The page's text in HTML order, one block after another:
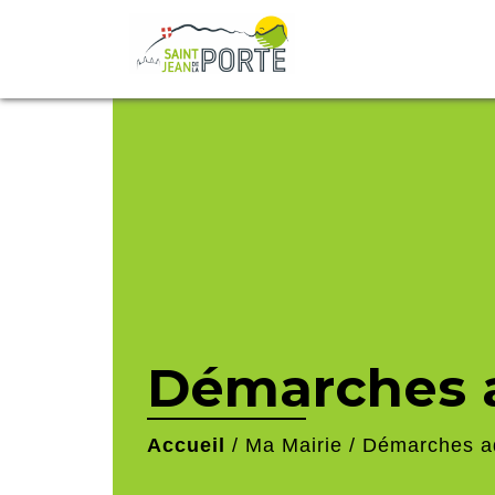
Accueil / Ma Mairie / Démarches